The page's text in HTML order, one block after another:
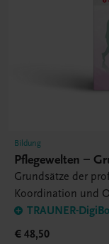
Bildung
Pflegewelten –
Grundsätze der
Koordination und
Sicherung von
TRAUNER-
€ 48,50